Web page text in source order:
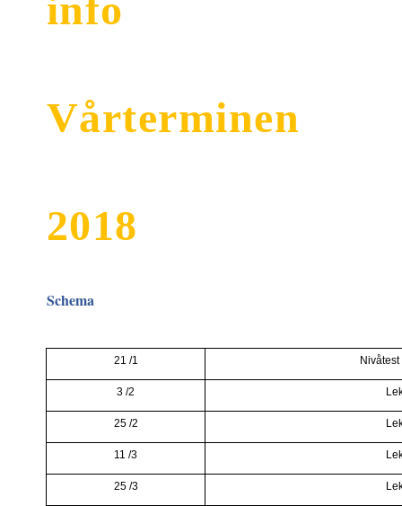
Vårterminen
2018
Schema
21 /1 Nivåtest
3 /2
25 /2
11 /3
25 /3